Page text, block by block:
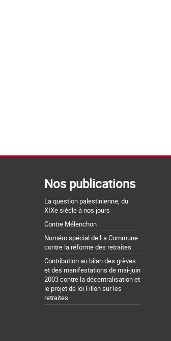
Nos publications
La question palestinienne, du
XIXe siècle à nos jours
Contre Mélenchon
Numéro spécial de La Commune
contre la réforme des retraites
Contribution au bilan des grèves
et des manifestations de mai-juin
2003 contre la décentralisation et
le projet de loi Fillon sur les
retraites